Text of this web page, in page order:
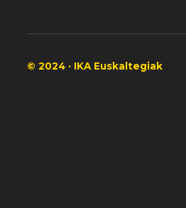
© 2024 · IKA Euskaltegiak